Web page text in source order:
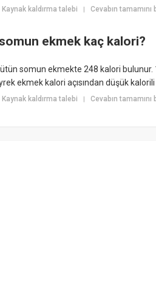
Kaynak kaldırma talebi | Cevabın
ekmek kaç kalori?
somun ekmekte 248 kalori bulunur.
ekmek kalori açısından düşük kalorili
Kaynak kaldırma talebi | Cevabın